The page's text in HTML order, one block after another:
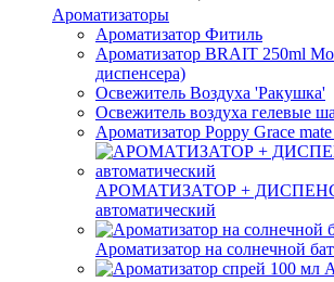
Ароматизаторы
Ароматизатор Фитиль
Ароматизатор BRAIT 250ml
диспенсера)
Освежитель Воздуха 'Ракушка'
Освежитель воздуха гелевые
Ароматизатор Poppy Grace
АРОМАТИЗАТОР +
автоматический
Ароматизатор на солнечной